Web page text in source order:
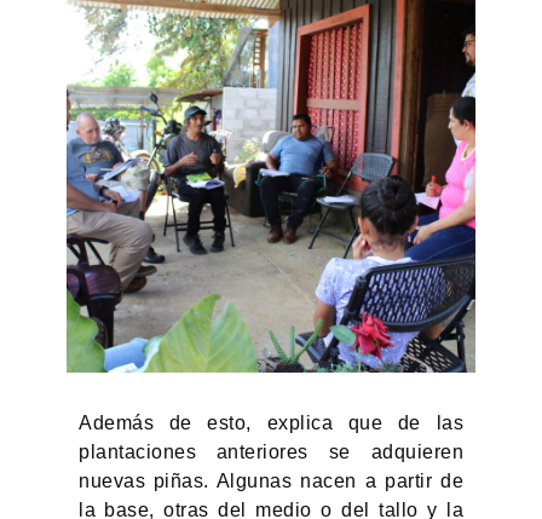
Además de esto, explica que de las
plantaciones anteriores se adquieren
nuevas piñas. Algunas nacen a partir de
la base, otras del medio o del tallo y la